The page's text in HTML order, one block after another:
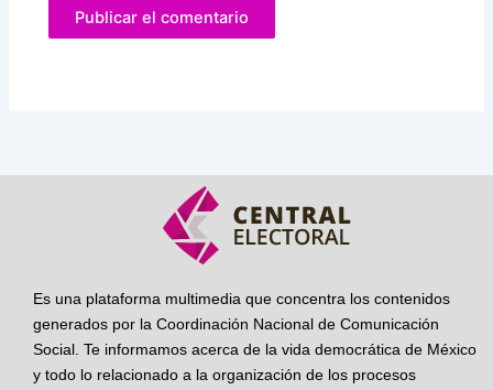
Es una plataforma multimedia que concentra los contenidos
generados por la Coordinación Nacional de Comunicación
Social. Te informamos acerca de la vida democrática de México
y todo lo relacionado a la organización de los procesos